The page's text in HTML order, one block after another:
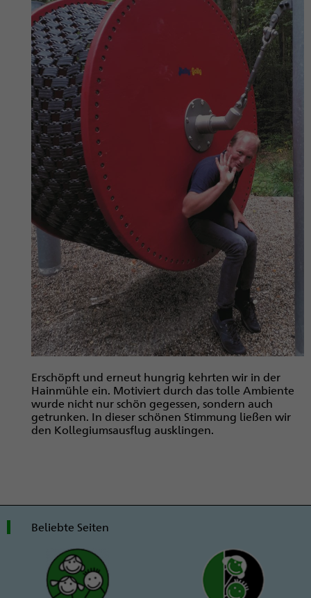
Erschöpft und erneut hungrig kehrten wir in der
Hainmühle ein. Motiviert durch das tolle Ambiente
wurde nicht nur schön gegessen, sondern auch
getrunken. In dieser schönen Stimmung ließen wir
den Kollegiumsausflug ausklingen.
Beliebte Seiten